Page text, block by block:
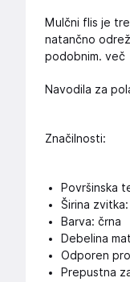
Mulčni flis je
natančno
podobnim. več
Navodila za
Značilnosti:
Površinska
Širina zvitka:
Barva: črna
Debelina
Odporen
Prepustna